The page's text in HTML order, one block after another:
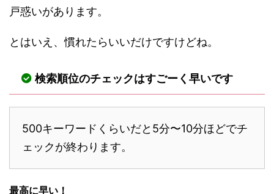
戸惑いがあります。
とはいえ、慣れたらいいだけですけどね。
検索順位のチェックはすごーく早いです
500キーワードくらいだと5分〜10分ほどでチ
ェックが終わります。
最高に早い！